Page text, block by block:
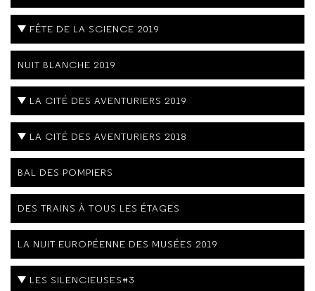
FÊTE DE LA SCIENCE 2019
NUIT BLANCHE 2019
LA CITÉ DES AVENTURIERS 2019
LA CITÉ DES AVENTURIERS 2018
BAL DES POMPIERS
DES TRAINS À TOUS LES ÉTAGES
LA NUIT EUROPÉENNE DES MUSÉES 2019
LES SILENCIEUSES#3